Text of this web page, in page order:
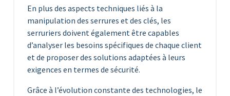
En plus des aspects techniques liés à la
manipulation des serrures et des clés, les
serruriers doivent également être capables
d’analyser les besoins spécifiques de chaque client
et de proposer des solutions adaptées à leurs
exigences en termes de sécurité.
Grâce à l’évolution constante des technologies, le